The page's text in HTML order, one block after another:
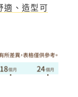
、 造型可